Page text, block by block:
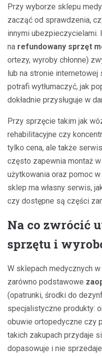
Przy wyborze sklepu
zacząć od sprawdzenia,
innymi ubezpieczycielami.
na refundowany sprzęt
ortezy, wyroby chłonne)
lub na stronie internetowej
potrafi wytłumaczyć, jak
dokładnie przysługuje w
Przy sprzęcie takim jak
rehabilitacyjne czy
tylko cena, ale także
często zapewnia montaż
użytkowania oraz pomoc
sklep ma własny serwis,
czy dostępne są części
Na co zwrócić
sprzętu i
W sklepach medycznych
zarówno podstawowe
(opatrunki, środki do
specjalistyczne produkty:
obuwie ortopedyczne czy
takich zakupach przydaje
dopasowuje i nie sprzedaje